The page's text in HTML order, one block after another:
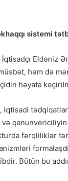
sistemi
Eldəniz
həm də
həyata
iqtisadi
fərqliliklər
Bütün bu